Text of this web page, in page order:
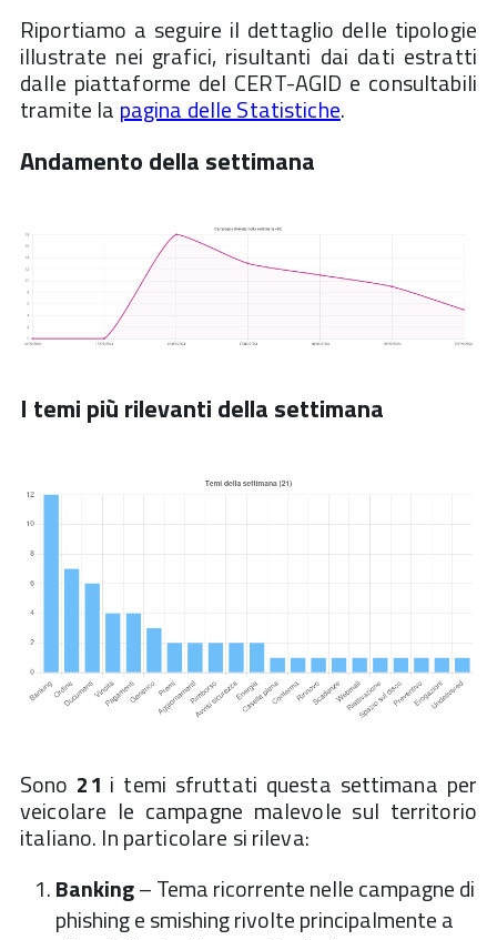
Riportiamo a seguire il dettaglio delle tipologie
illustrate nei grafici, risultanti dai dati estratti
dalle piattaforme del CERT-AGID e consultabili
tramite la pagina delle Statistiche.
Andamento della settimana
I temi più rilevanti della settimana
Sono 21 i temi sfruttati questa settimana per
veicolare le campagne malevole sul territorio
italiano. In particolare si rileva:
Banking– Tema ricorrente nelle campagne di
phishing e smishing rivolte principalmente a